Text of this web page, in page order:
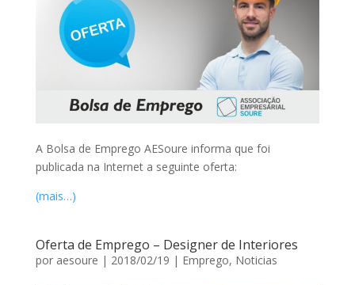
A Bolsa de Emprego AESoure informa que foi
publicada na Internet a seguinte oferta:
(mais…)
Oferta de Emprego – Designer de Interiores
por aesoure | 2018/02/19 | Emprego, Noticias